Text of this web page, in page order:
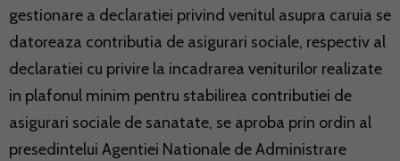
gestionare a declaratiei privind venitul asupra caruia se
datoreaza contributia de asigurari sociale, respectiv al
declaratiei cu privire la incadrarea veniturilor realizate
in plafonul minim pentru stabilirea contributiei de
asigurari sociale de sanatate, se aproba prin ordin al
presedintelui Agentiei Nationale de Administrare